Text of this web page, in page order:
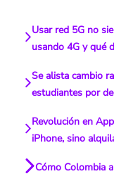
Usar red 5G no
usando 4G y qué
Se alista cambio
estudiantes por
Revolución en
iPhone, sino
Cómo Colombia